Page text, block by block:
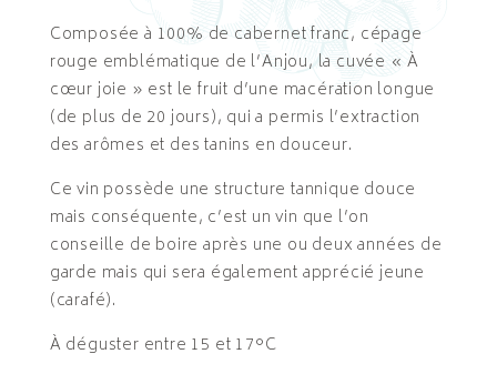
Composée à 100% de cabernet franc, cépage
rouge emblématique de l’Anjou, la cuvée « À
cœur joie » est le fruit d’une macération longue
(de plus de 20 jours), qui a permis l’extraction
des arômes et des tanins en douceur.
Ce vin possède une structure tannique douce
mais conséquente, c’est un vin que l’on
conseille de boire après une ou deux années de
garde mais qui sera également apprécié jeune
(carafé).
À déguster entre 15 et 17°C